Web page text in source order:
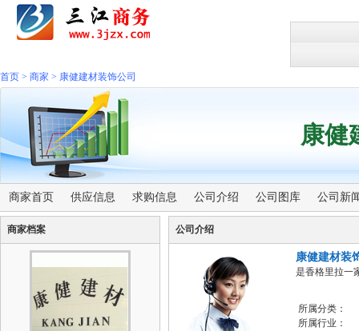
首页 > 商家 > 康健建材装饰公司
康健
商家首页 供应信息 求购信息 公司介绍 公司图库 公司新
商家档案 公司介绍
康健建材装
是香格里拉一
所属分类：
所属行业：